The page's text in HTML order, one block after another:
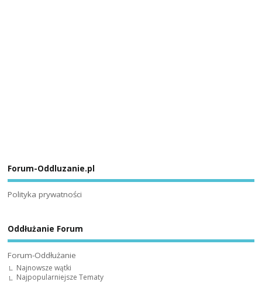
Forum-Oddluzanie.pl
Polityka prywatności
Oddłużanie Forum
Forum-Oddłużanie
Najnowsze wątki
Najpopularniejsze Tematy